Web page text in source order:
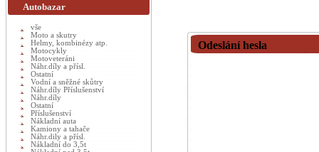
Odeslání hesla
Autobazar
vše
Moto a skutry
Helmy, kombinézy atp.
Motocykly
Motoveteráni
Náhr.díly a přísl.
Ostatní
Vodní a sněžné skůtry
Náhr.díly Příslušenství
Náhr.díly
Ostatní
Příslušenství
Nákladní auta
Kamiony a tahače
Náhr.dily a přísl.
Nákladní do 3,5t